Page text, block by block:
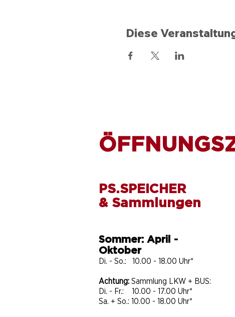
Diese
PS.SPEICHER
& Sammlungen
Sommer: April -
Oktober
Di. - So.: 10.00 - 18.00 Uhr*
Achtung: Sammlung LKW + BUS:
Di. - Fr.: 10.00 - 17.00 Uhr*
Sa. + So.: 10.00 - 18.00 Uhr*